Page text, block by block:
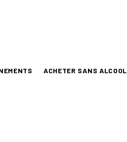
ACHETER SANS ALCOOL